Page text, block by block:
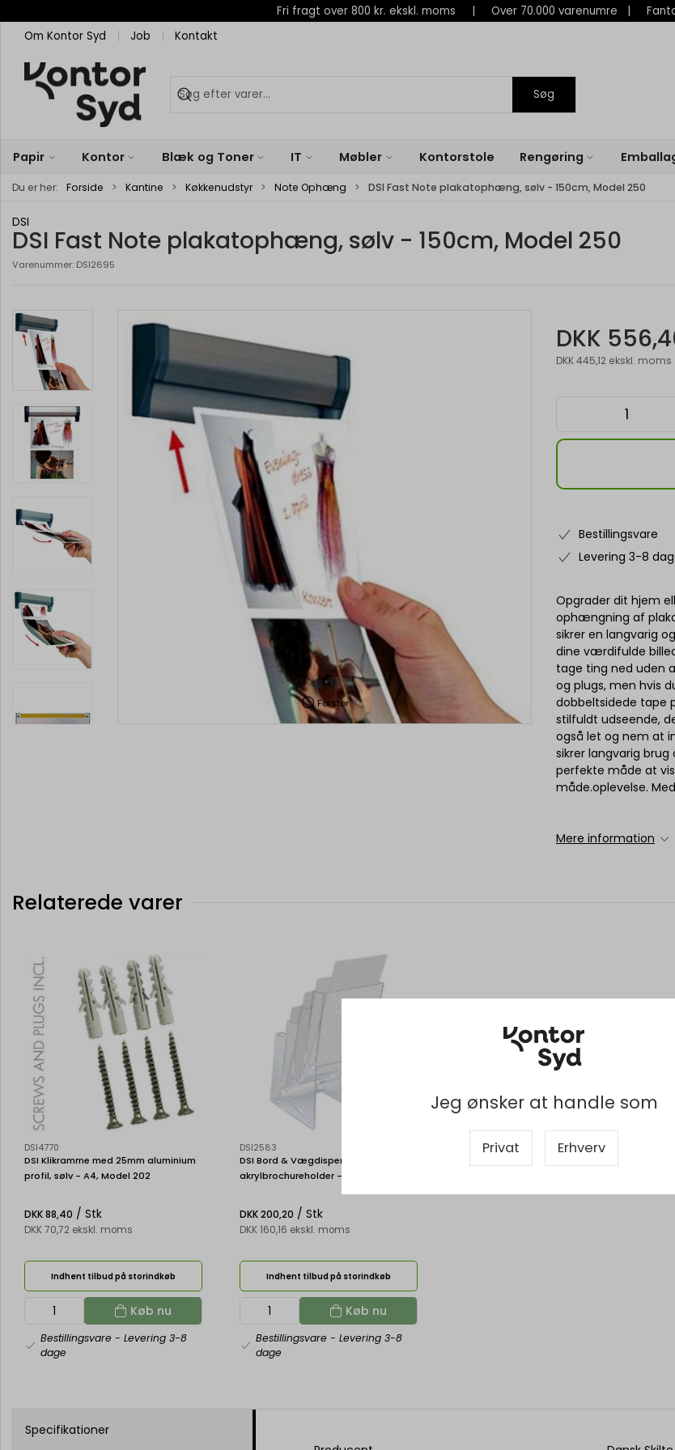
Fri fragt over 800 kr. ekskl. moms | Over 70.000 varenumre |
Om Kontor Syd
Job Kontakt
Søg
Papir Kontor Blæk og Toner IT Møbler Kontorstole Rengøring
Du er her: Forside Kantine Køkkenudstyr Note Ophæng DSI Fast Note plakatophæng, sølv - 150cm, Model 250
Jeg ønsker at handle som
Privat Erhverv
DSI
DSI Fast Note plakatophæng, sølv - 150cm, Model 250
Varenummer: DSI2695
Forstør
DKK
DKK 445,12 ekskl. moms
Bestillingsvare
Levering 3-8
Opgrader dit hjem
ophængning af
sikrer en langvarig
dine værdifulde
tage ting ned uden
og plugs, men hvis
dobbeltsidede tape
stilfuldt udseende,
også let og nem at
sikrer langvarig
perfekte måde at
måde.oplevelse.
Mere information
Relaterede varer
DSI4770
DSI Klikramme med 25mm aluminium
profil, sølv - A4, Model 202
DKK 88,40 / Stk
DKK 70,72 ekskl. moms
Indhent tilbud på storindkøb
Køb nu
Bestillingsvare- Levering 3-8
dage
DSI2583
DSI Bord & Vægdispenser,
akrylbrochureholder - 4 x A4, Model
DKK 200,20 / Stk
DKK 160,16 ekskl. moms
Indhent tilbud på storindkøb
Køb nu
Bestillingsvare- Levering 3-8
dage
Specifikationer